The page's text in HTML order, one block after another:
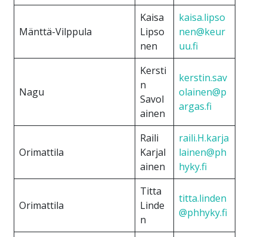
Mänttä-Vilppula
Kaisa
Lipso
nen
kaisa.lipso
nen@keur
uu.fi
Nagu
Kersti
n
Savol
ainen
kerstin.sav
olainen@p
argas.fi
Orimattila
Raili
Karjal
ainen
raili.H.karja
lainen@ph
hyky.fi
Orimattila
Titta
Linde
n
titta.linden
@phhyky.fi